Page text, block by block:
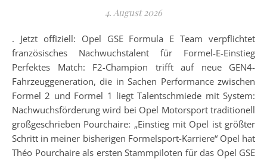
4. August 2026
. Jetzt offiziell: Opel GSE Formula E Team verpflichtet
französisches Nachwuchstalent für Formel-E-Einstieg
Perfektes Match: F2-Champion trifft auf neue GEN4-
Fahrzeuggeneration, die in Sachen Performance zwischen
Formel 2 und Formel 1 liegt Talentschmiede mit System:
Nachwuchsförderung wird bei Opel Motorsport traditionell
großgeschrieben Pourchaire: „Einstieg mit Opel ist größter
Schritt in meiner bisherigen Formelsport-Karriere“ Opel hat
Théo Pourchaire als ersten Stammpiloten für das Opel GSE